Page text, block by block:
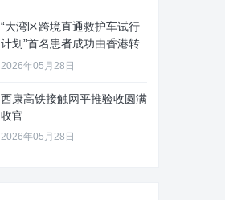
“大湾区跨境直通救护车试行
计划”首名患者成功由香港转
至珠
2026年05月28日
西康高铁接触网平推验收圆满
收官
2026年05月28日